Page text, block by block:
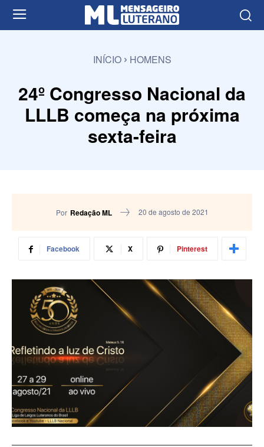
INÍCIO HOMENS
24º Congresso Nacional da
LLLB começa na próxima
sexta-feira
Por Redação ML 20 de agosto de 2021
Facebook X Pinterest